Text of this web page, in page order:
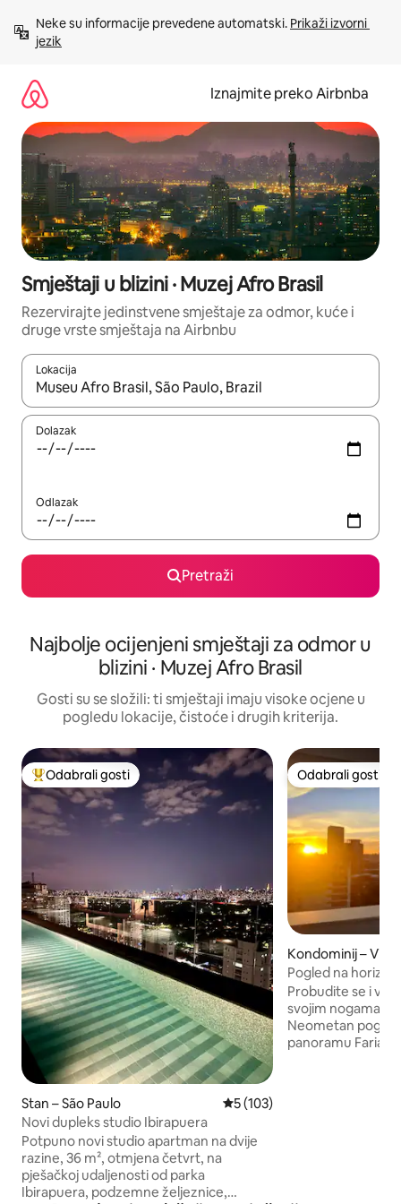
sadržaj
Neke su informacije prevedene automatski. Prikaži izvorni
jezik
Iznajmite preko Airbnba
Smještaji u blizini · Muzej Afro Brasil
Rezervirajte jedinstvene smještaje za odmor, kuće i
druge vrste smještaja na Airbnbu
Lokacija
Kada budu dostupni rezultati, moći ćete ih pregledati
Dolazak
Odlazak
Pretraži
Najbolje ocijenjeni smještaji za odmor u
blizini · Muzej Afro Brasil
Gosti su se složili: ti smještaji imaju visoke ocjene u
pogledu lokacije, čistoće i drugih kriterija.
Među najviše rangiranima s oznakom „Odabrali gosti”
Odabrali gosti
Stan – São Paulo Prosječna ocjena: 5/5,
5 (103)
Novi dupleks studio Ibirapuera
Potpuno novi studio apartman na dvije
razine, 36 m², otmjena četvrt, na
pješačkoj udaljenosti od parka
Ibirapuera, podzemne željeznice,
Odabrali gosti
Odabrali gosti
Kondominij – Vila
Pogled na
Vila Olímpia –
Probudite se i
svojim nogama u
Neometan
panoramu Faria